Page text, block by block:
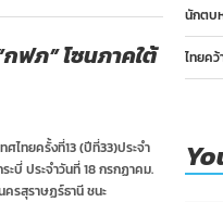
ฟภ” โซนภาคใต้
ไทยครั้งที่13 (ปีที่33)ประจำ
บี่ ประจำวันที่ 18 กรกฏาคม.
รสุราษฏร์ธานี ชนะ
นักตบ
ไทยค